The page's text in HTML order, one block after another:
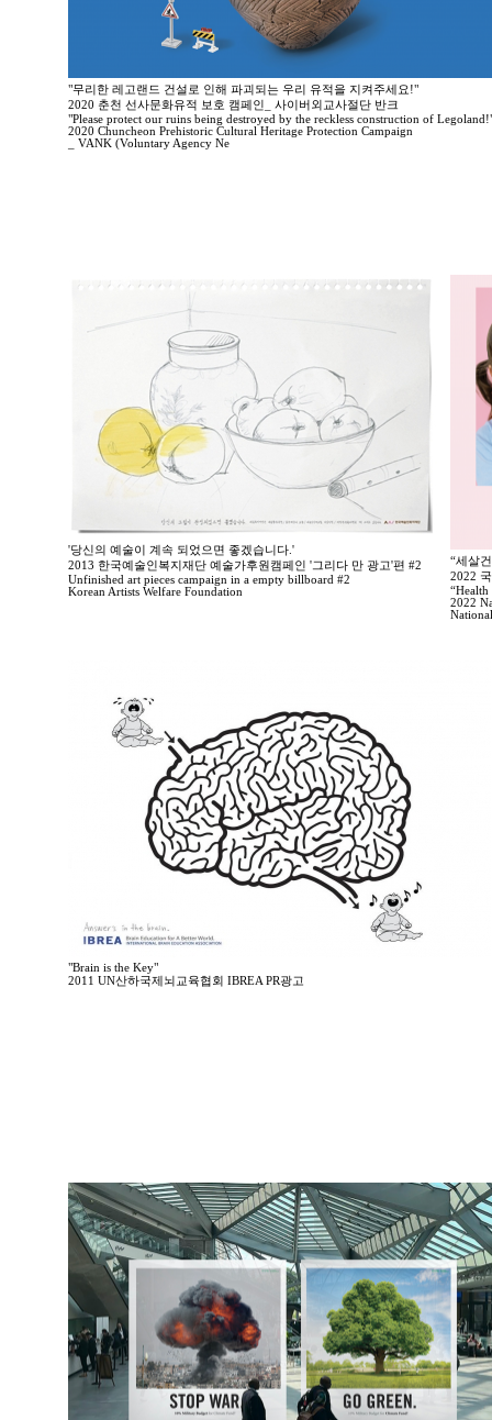
"무리한 레고랜드 건설로 인해 파괴되는 우리 유적을 지켜주세요!"
2020 춘천 선사문화유적 보호 캠페인_ 사이버외교사절단 반크
"Please protect our ruins being destroyed by the reckless construction of
2020 Chuncheon Prehistoric Cultural Heritage Protection Campaign
_ VANK (Voluntary Agency Ne
'당신의 예술이 계속 되었으면 좋겠습니다.'
2013 한국예술인복지재단 예술가후원캠페인 '그리다 만 광고'편 #2
Unfinished art pieces campaign in a empty billboard #2
Korean Artists Welfare Foundation
“세살
2022
2022
"Brain is the Key"
2011 UN산하국제뇌교육협회 IBREA PR광고